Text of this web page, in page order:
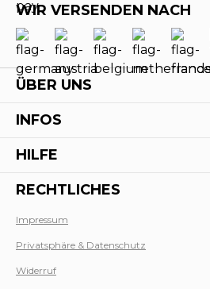
WIR VERSENDEN NACH
ÜBER UNS
INFOS
HILFE
RECHTLICHES
Impressum
Privatsphäre & Datenschutz
Widerruf